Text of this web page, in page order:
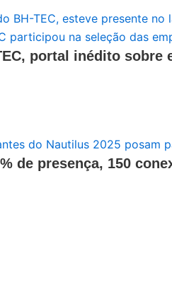
portal inédito
de presença, 150